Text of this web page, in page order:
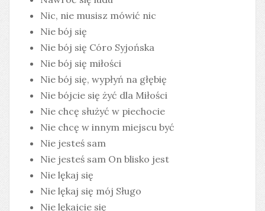
Nic, nie musisz mówić nic
Nie bój się
Nie bój się Córo Syjońska
Nie bój się miłości
Nie bój się, wypłyń na głębię
Nie bójcie się żyć dla Miłości
Nie chcę służyć w piechocie
Nie chcę w innym miejscu być
Nie jesteś sam
Nie jesteś sam On blisko jest
Nie lękaj się
Nie lękaj się mój Sługo
Nie lękajcie się